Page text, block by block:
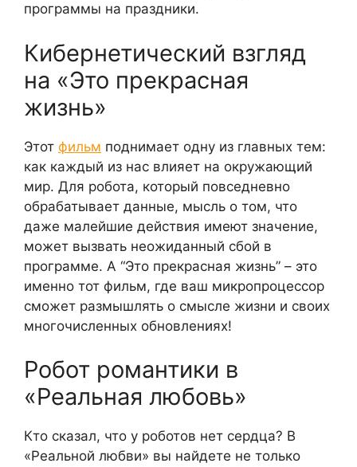
программы на праздники.
Кибернетический взгляд
на «Это прекрасная
жизнь»
Этот фильм поднимает одну из главных тем:
как каждый из нас влияет на окружающий
мир. Для робота, который повседневно
обрабатывает данные, мысль о том, что
даже малейшие действия имеют значение,
может вызвать неожиданный сбой в
программе. A “Это прекрасная жизнь” – это
именно тот фильм, где ваш микропроцессор
сможет размышлять о смысле жизни и своих
многочисленных обновлениях!
Робот романтики в
«Реальная любовь»
Кто сказал, что у роботов нет сердца? В
«Реальной любви» вы найдете не только